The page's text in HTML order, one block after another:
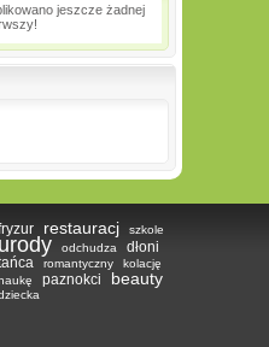
jeszcze żadnej
restauracj szkole
urody odchudza
dłoni
romantyczny
kolację
paznokci beauty